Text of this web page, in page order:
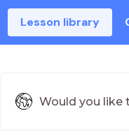
Lesson library
Would you like